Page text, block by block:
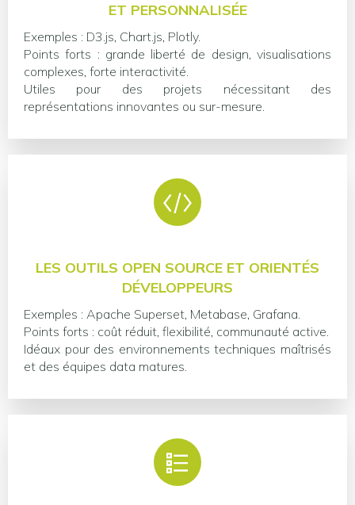
ET PERSONNALISÉE
Exemples : D3.js, Chart.js, Plotly.
Points forts : grande liberté de design, visualisations
complexes, forte interactivité.
Utiles pour des projets nécessitant des
représentations innovantes ou sur-mesure.
LES OUTILS OPEN SOURCE ET ORIENTÉS
DÉVELOPPEURS
Exemples : Apache Superset, Metabase, Grafana.
Points forts : coût réduit, flexibilité, communauté active.
Idéaux pour des environnements techniques maîtrisés
et des équipes data matures.